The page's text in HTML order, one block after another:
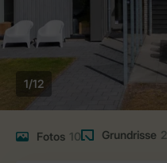
1/12
Fotos 10 Grundrisse 2